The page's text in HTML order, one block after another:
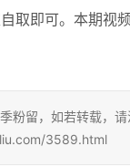
取即可。本期视
粉留，如若转载，请
3589.html